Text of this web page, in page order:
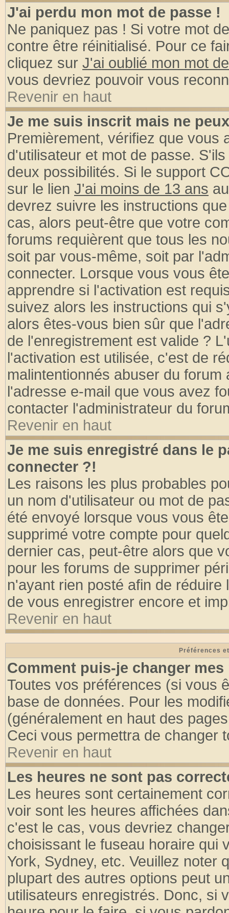
J'ai perdu mon mot de passe !
Ne paniquez pas ! Si votre mot
contre être réinitialisé. Pour ce
cliquez sur J'ai oublié mon mot
vous devriez pouvoir vous
Revenir en haut
Je me suis inscrit mais ne
Premièrement, vérifiez que vous
d'utilisateur et mot de passe.
deux possibilités. Si le support
sur le lien J'ai moins de 13 ans
devrez suivre les instructions
cas, alors peut-être que votre
forums requièrent que tous les
soit par vous-même, soit par
connecter. Lorsque vous vous
apprendre si l'activation est
suivez alors les instructions qui
alors êtes-vous bien sûr que
de l'enregistrement est valide ?
l'activation est utilisée, c'est de
malintentionnés abuser du
l'adresse e-mail que vous avez
contacter l'administrateur du
Revenir en haut
Je me suis enregistré dans le
connecter ?!
Les raisons les plus probables
un nom d'utilisateur ou mot de
été envoyé lorsque vous vous
supprimé votre compte pour
dernier cas, peut-être alors que
pour les forums de supprimer
n'ayant rien posté afin de
de vous enregistrer encore et
Revenir en haut
Préférences
Comment puis-je changer mes
Toutes vos préférences (si vous
base de données. Pour les
(généralement en haut des
Ceci vous permettra de changer
Revenir en haut
Les heures ne sont pas
Les heures sont certainement
voir sont les heures affichées
c'est le cas, vous devriez
choisissant le fuseau horaire qui
York, Sydney, etc. Veuillez noter
plupart des autres options peut
utilisateurs enregistrés. Donc, si